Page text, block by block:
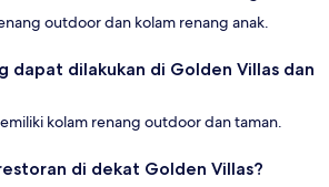
outdoor dan kolam renang anak.
dapat dilakukan di Golden Villas dan
kolam renang outdoor dan taman.
di dekat Golden Villas?